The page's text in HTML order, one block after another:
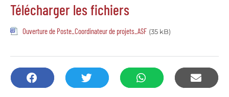
Télécharger les fichiers
Ouverture de Poste_Coordinateur de projets_ASF (35 kB)